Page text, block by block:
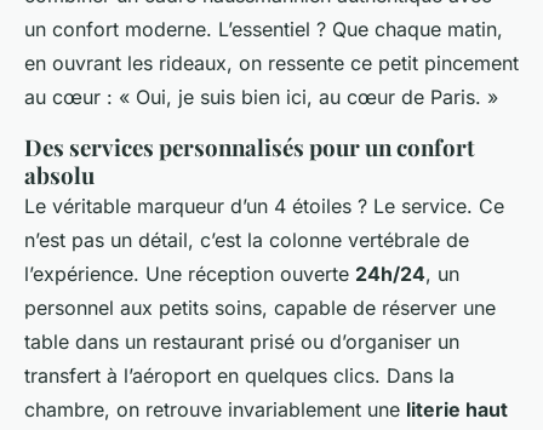
un confort moderne. L’essentiel ? Que chaque matin,
en ouvrant les rideaux, on ressente ce petit pincement
au cœur : « Oui, je suis bien ici, au cœur de Paris. »
Des services personnalisés pour un confort
absolu
Le véritable marqueur d’un 4 étoiles ? Le service. Ce
n’est pas un détail, c’est la colonne vertébrale de
l’expérience. Une réception ouverte 24h/24, un
personnel aux petits soins, capable de réserver une
table dans un restaurant prisé ou d’organiser un
transfert à l’aéroport en quelques clics. Dans la
chambre, on retrouve invariablement une literie haut